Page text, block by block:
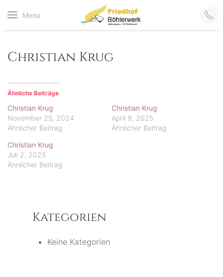
Menu
Friedhof
der virtuelle Friedhof
Christian Krug
Ähnliche Beiträge
Christian Krug
November 25, 2024
Ähnlicher Beitrag
Christian Krug
April 9, 2025
Ähnlicher Beitrag
Christian Krug
Juli 2, 2025
Ähnlicher Beitrag
Kategorien
Keine Kategorien